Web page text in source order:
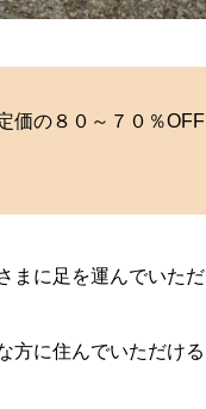
価の８０～７０％
まに足を運んでいた
方に住んでいただけ